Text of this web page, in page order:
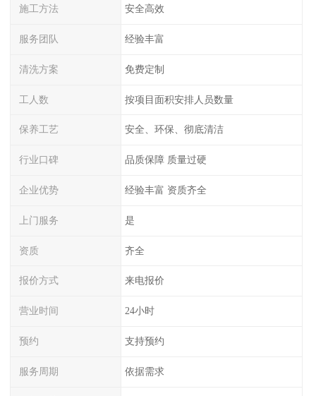
施工方法 安全高效
服务团队 经验丰富
清洗方案 免费定制
工人数 按项目面积安排人员数量
保养工艺 安全、环保、彻底清洁
行业口碑 品质保障 质量过硬
企业优势 经验丰富 资质齐全
上门服务 是
资质 齐全
报价方式 来电报价
营业时间 24小时
预约 支持预约
服务周期 依据需求